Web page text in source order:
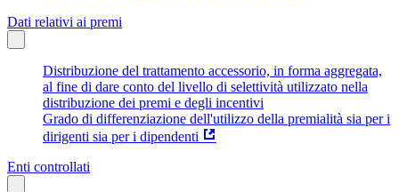
Dati relativi ai premi
Distribuzione del trattamento accessorio, in forma aggregata,
al fine di dare conto del livello di selettività utilizzato nella
distribuzione dei premi e degli incentivi
Grado di differenziazione dell'utilizzo della premialità sia per i
dirigenti sia per i dipendenti
Enti controllati